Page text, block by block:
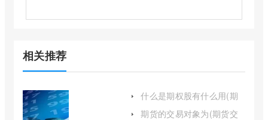
相关推荐
什么是期权股有什么用(期
期货的交易对象为(期货交